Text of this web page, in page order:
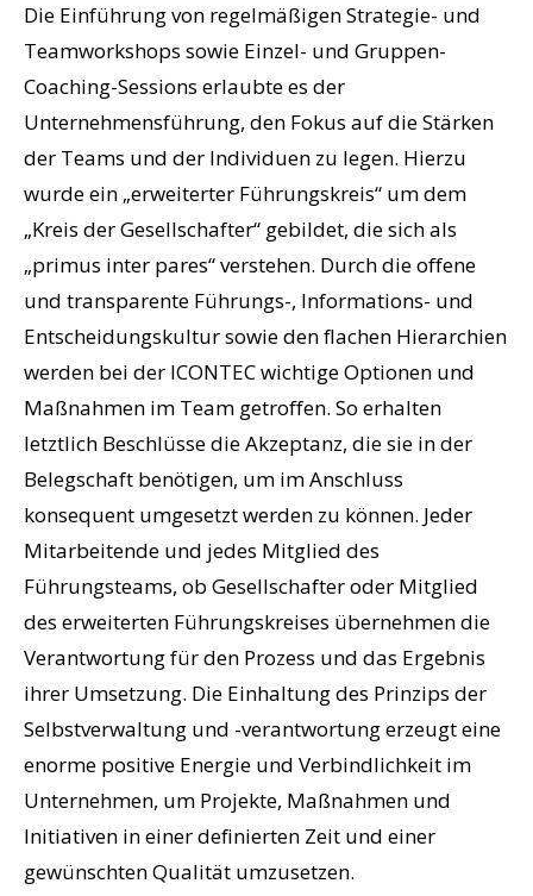
Die Einführung von regelmäßigen Strategie- und
Teamworkshops sowie Einzel- und Gruppen-
Coaching-Sessions erlaubte es der
Unternehmensführung, den Fokus auf die Stärken
der Teams und der Individuen zu legen. Hierzu
wurde ein „erweiterter Führungskreis“ um dem
„Kreis der Gesellschafter“ gebildet, die sich als
„primus inter pares“ verstehen. Durch die offene
und transparente Führungs-, Informations- und
Entscheidungskultur sowie den flachen Hierarchien
werden bei der ICONTEC wichtige Optionen und
Maßnahmen im Team getroffen. So erhalten
letztlich Beschlüsse die Akzeptanz, die sie in der
Belegschaft benötigen, um im Anschluss
konsequent umgesetzt werden zu können. Jeder
Mitarbeitende und jedes Mitglied des
Führungsteams, ob Gesellschafter oder Mitglied
des erweiterten Führungskreises übernehmen die
Verantwortung für den Prozess und das Ergebnis
ihrer Umsetzung. Die Einhaltung des Prinzips der
Selbstverwaltung und -verantwortung erzeugt eine
enorme positive Energie und Verbindlichkeit im
Unternehmen, um Projekte, Maßnahmen und
Initiativen in einer definierten Zeit und einer
gewünschten Qualität umzusetzen.